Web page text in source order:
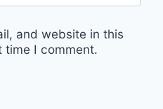
and website in this
time I comment.